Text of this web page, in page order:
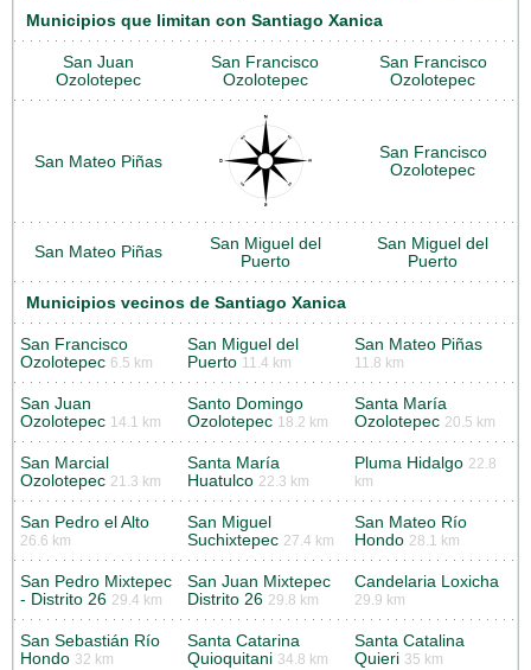
Municipios que limitan con Santiago Xanica
San Juan
Ozolotepec
San Francisco
Ozolotepec
San Francisco
Ozolotepec
San Mateo Piñas
San Francisco
Ozolotepec
San Mateo Piñas
San Miguel del
Puerto
San Miguel del
Puerto
Municipios vecinos de Santiago Xanica
San Francisco
Ozolotepec 6.5 km
San Miguel del
Puerto 11.4 km
San Mateo Piñas
11.8 km
San Juan
Ozolotepec 14.1 km
Santo Domingo
Ozolotepec 18.2 km
Santa María
Ozolotepec 20.5 km
San Marcial
Ozolotepec 21.3 km
Santa María
Huatulco 22.3 km
Pluma Hidalgo 22.8
km
San Pedro el Alto
26.6 km
San Miguel
Suchixtepec 27.4 km
San Mateo Río
Hondo 28.1 km
San Pedro Mixtepec
- Distrito 26 29.4 km
San Juan Mixtepec
Distrito 26 29.8 km
Candelaria Loxicha
29.9 km
San Sebastián Río
Hondo 32 km
Santa Catarina
Quioquitani 34.8 km
Santa Catalina
Quieri 35 km